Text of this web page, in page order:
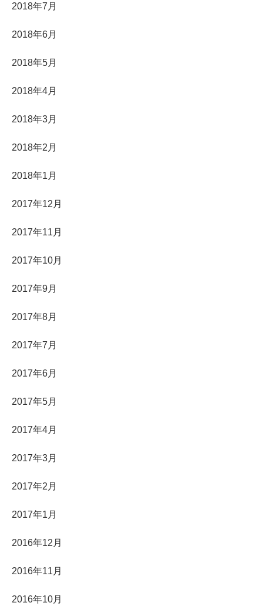
2018年7月
2018年6月
2018年5月
2018年4月
2018年3月
2018年2月
2018年1月
2017年12月
2017年11月
2017年10月
2017年9月
2017年8月
2017年7月
2017年6月
2017年5月
2017年4月
2017年3月
2017年2月
2017年1月
2016年12月
2016年11月
2016年10月